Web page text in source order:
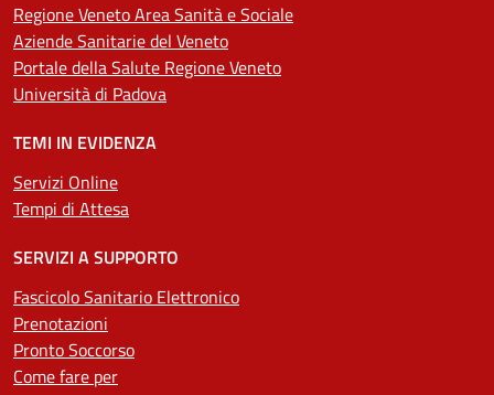
Regione Veneto Area Sanità e Sociale
Aziende Sanitarie del Veneto
Portale della Salute Regione Veneto
Università di Padova
TEMI IN EVIDENZA
Servizi Online
Tempi di Attesa
SERVIZI A SUPPORTO
Fascicolo Sanitario Elettronico
Prenotazioni
Pronto Soccorso
Come fare per